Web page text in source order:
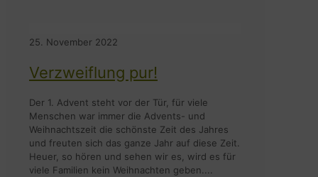
25. November 2022
Verzweiflung pur!
Der 1. Advent steht vor der Tür, für viele
Menschen war immer die Advents- und
Weihnachtszeit die schönste Zeit des Jahres
und freuten sich das ganze Jahr auf diese Zeit.
Heuer, so hören und sehen wir es, wird es für
viele Familien kein Weihnachten geben....